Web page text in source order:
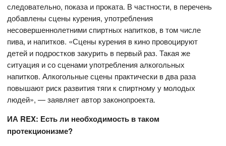
следовательно, показа и проката. В частности, в перечень
добавлены сцены курения, употребления
несовершеннолетними спиртных напитков, в том числе
пива, и напитков. «Сцены курения в кино провоцируют
детей и подростков закурить в первый раз. Такая же
ситуация и со сценами употребления алкогольных
напитков. Алкогольные сцены практически в два раза
повышают риск развития тяги к спиртному у молодых
людей», — заявляет автор законопроекта.
ИА REX: Есть ли необходимость в таком
протекционизме?